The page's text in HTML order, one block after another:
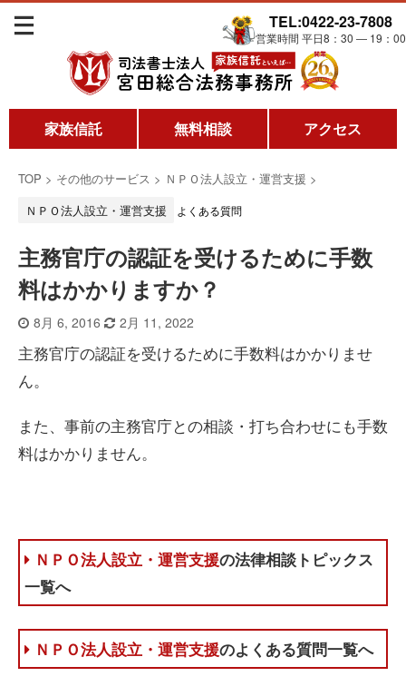
TEL:0422-23-7808
営業時間 平日8：30 ― 19：00
家族信託 無料相談 アクセス
TOP > その他のサービス > ＮＰＯ法人設立・運営支援 >
ＮＰＯ法人設立・運営支援
よくある質問
主務官庁の認証を受けるために手数
料はかかりますか？
8月 6, 2016 2月 11, 2022
主務官庁の認証を受けるために手数料はかかりませ
ん。
また、事前の主務官庁との相談・打ち合わせにも手数
料はかかりません。
ＮＰＯ法人設立・運営支援の法律相談トピックス
一覧へ
ＮＰＯ法人設立・運営支援のよくある質問一覧へ